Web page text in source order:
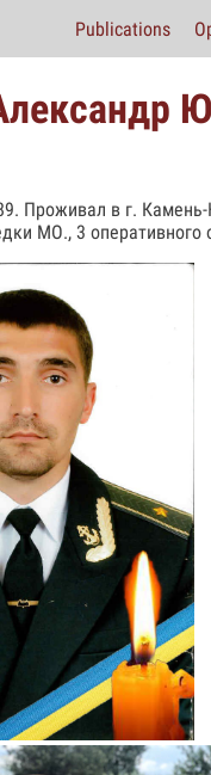
Publications
Проживал в г.
МО., 3